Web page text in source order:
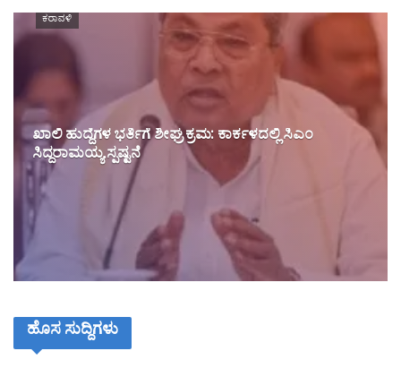
ಕರಾವಳಿ
ಖಾಲಿ ಹುದ್ದೆಗಳ ಭರ್ತಿಗೆ ಶೀಘ್ರ ಕ್ರಮ: ಕಾರ್ಕಳದಲ್ಲಿ ಸಿಎಂ
ಸಿದ್ದರಾಮಯ್ಯ ಸ್ಪಷ್ಟನೆ
ಹೊಸ ಸುದ್ದಿಗಳು